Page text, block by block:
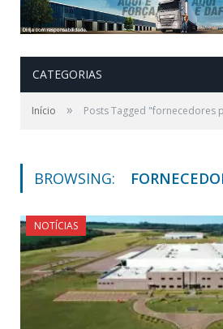
CATEGORIAS
Início » Posts Tagged "fornecedores
BROWSING:
NOTÍCIAS